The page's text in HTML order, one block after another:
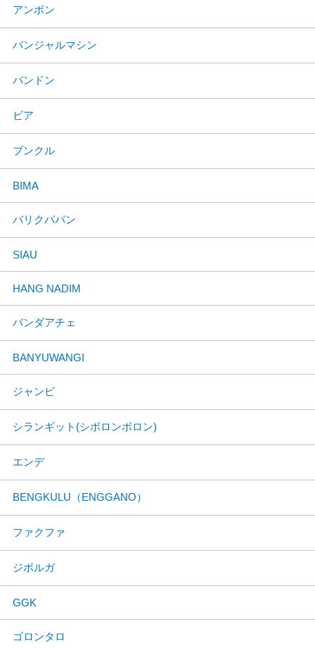
アンボン
バンジャルマシン
バンドン
ビア
ブンクル
BIMA
バリクパパン
SIAU
HANG NADIM
バンダアチェ
BANYUWANGI
ジャンビ
シランギット(シボロンボロン)
エンデ
BENGKULU（ENGGANO）
ファクファ
ジボルガ
GGK
ゴロンタロ